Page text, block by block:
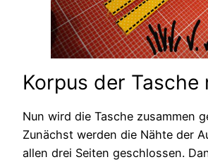
Korpus der Tasche
Nun wird die Tasche zusammen
Zunächst werden die Nähte der
allen drei Seiten geschlossen.